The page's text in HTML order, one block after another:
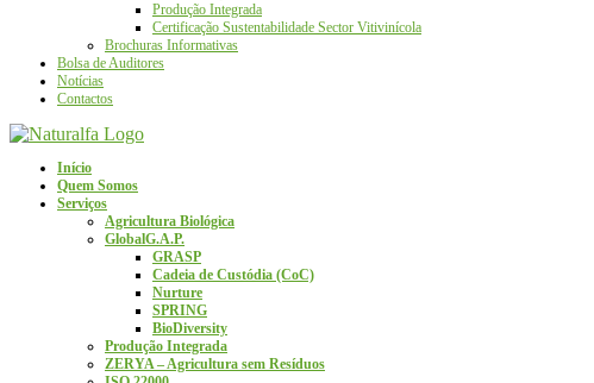
Produção Integrada
Certificação Sustentabilidade Sector Vitivinícola
Brochuras Informativas
Bolsa de Auditores
Notícias
Contactos
Início
Quem Somos
Serviços
Agricultura Biológica
GlobalG.A.P.
GRASP
Cadeia de Custódia (CoC)
Nurture
SPRING
BioDiversity
Produção Integrada
ZERYA – Agricultura sem Resíduos